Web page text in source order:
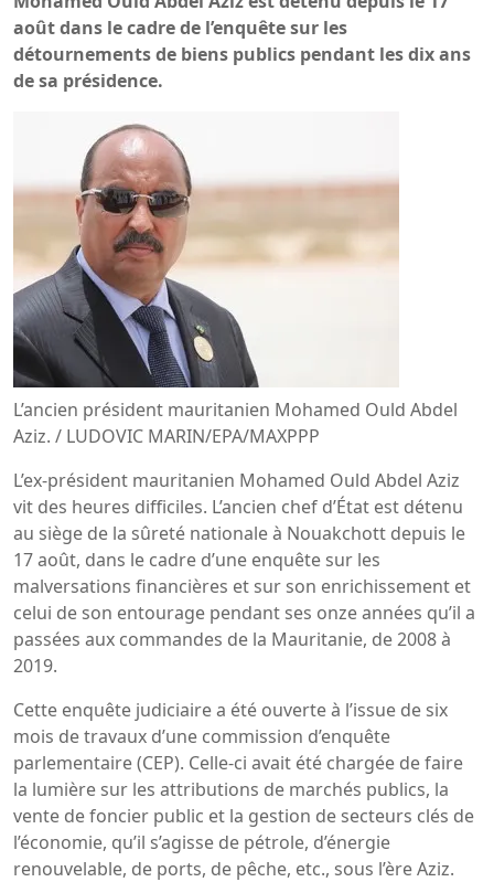
août dans le cadre de l’enquête sur les
détournements de biens publics pendant les dix ans
de sa présidence.
L’ancien président mauritanien Mohamed Ould Abdel
Aziz. / LUDOVIC MARIN/EPA/MAXPPP
L’ex-président mauritanien Mohamed Ould Abdel Aziz
vit des heures difficiles. L’ancien chef d’État est détenu
au siège de la sûreté nationale à Nouakchott depuis le
17 août, dans le cadre d’une enquête sur les
malversations financières et sur son enrichissement et
celui de son entourage pendant ses onze années qu’il a
passées aux commandes de la Mauritanie, de 2008 à
2019.
Cette enquête judiciaire a été ouverte à l’issue de six
mois de travaux d’une commission d’enquête
parlementaire (CEP). Celle-ci avait été chargée de faire
la lumière sur les attributions de marchés publics, la
vente de foncier public et la gestion de secteurs clés de
l’économie, qu’il s’agisse de pétrole, d’énergie
renouvelable, de ports, de pêche, etc., sous l’ère Aziz.